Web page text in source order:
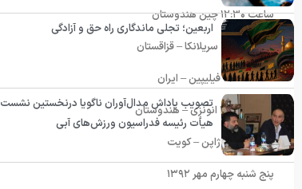
ساعت ١٢:٣۰ چین هندوستان
ساعت ١٨:٣۰ سریلانکا – قزاقستان
ساعت ١٩:۴۰ فیلیپین – ایران
ساعت ٢۰:۵۰ انونزی – هندوستان
ساعت٢٢:۰۰ ژاپن – کویت
پنج شنبه چهارم مهر ١٣٩٢
اربعین؛ تجلی ماندگاری راه حق و آزادگی
تصویب پاداش مدال‌آوران ناگویا درنخستین نشست
هیأت رئیسه فدراسیون ورزش‌های آبی